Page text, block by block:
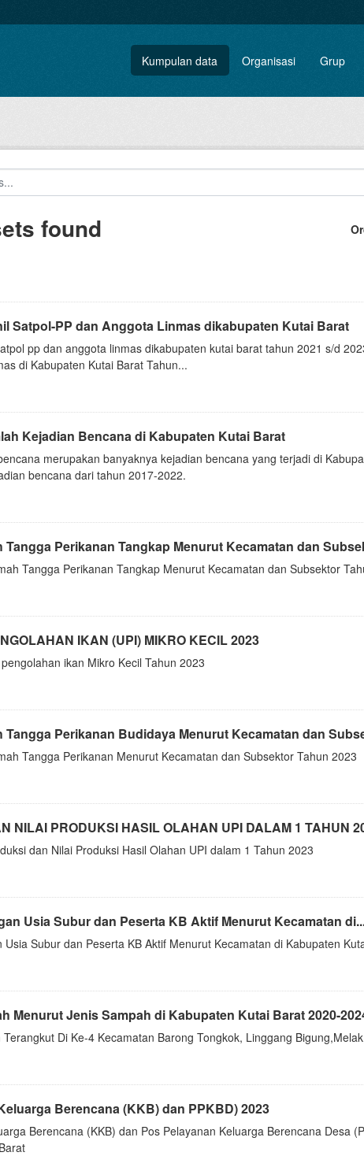
Kumpulan data Organisasi Grup
found
Satpol-PP dan Anggota Linmas dikabupaten Kutai Barat
pp dan anggota linmas dikabupaten kutai barat tahun 2021 s/d
di Kabupaten Kutai Barat Tahun...
Kejadian Bencana di Kabupaten Kutai Barat
merupakan banyaknya kejadian bencana yang terjadi di
bencana dari tahun 2017-2022.
Tangga Perikanan Tangkap Menurut Kecamatan dan
Tangga Perikanan Tangkap Menurut Kecamatan dan Subsektor
IKAN (UPI) MIKRO KECIL 2023
ikan Mikro Kecil Tahun 2023
Tangga Perikanan Budidaya Menurut Kecamatan dan
Tangga Perikanan Menurut Kecamatan dan Subsektor Tahun 2023
NILAI PRODUKSI HASIL OLAHAN UPI DALAM 1 TAHUN
dan Nilai Produksi Hasil Olahan UPI dalam 1 Tahun 2023
Usia Subur dan Peserta KB Aktif Menurut Kecamatan
Usia Subur dan Peserta KB Aktif Menurut Kecamatan di Kabupaten
Menurut Jenis Sampah di Kabupaten Kutai Barat 2020-
Di Ke-4 Kecamatan Barong Tongkok, Linggang
Berencana (KKB) dan PPKBD) 2023
Berencana (KKB) dan Pos Pelayanan Keluarga Berencana Desa